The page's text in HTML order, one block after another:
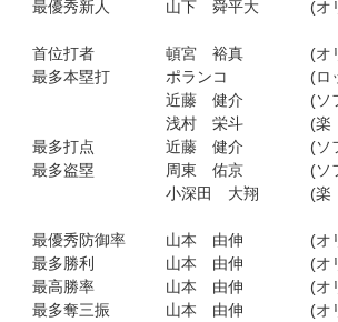
最優秀新人
山下 舜平大 (オ
首位打者 頓宮 裕真
(オ
最多本塁打
ポランコ
(ロ
近藤 健介
(ソ
浅村 栄斗
(
最多打点
近藤 健介
(ソ
最多盗塁
周東 佑京
(ソ
小深田 大翔
(
最優秀防御率 山本 由伸
(オ
最多勝利
山本 由伸
(オ
最高勝率
山本 由伸
(オ
最多奪三振
山本 由伸 (オ